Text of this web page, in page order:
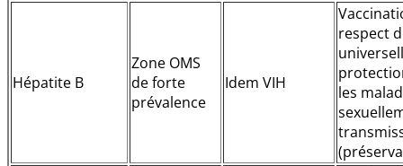
Hépatite B
Zone OMS
de forte
prévalence
Idem VIH
respect
les